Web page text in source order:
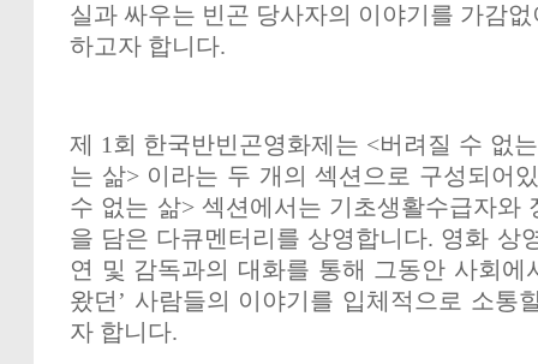
실과 싸우는 빈곤 당사자의 이야기를 가감
하고자 합니다.
제 1 회 한국반빈곤영화제는 <버려질 수 없
는 삶> 이라는 두 개의 섹션으로 구성되어
수 없는 삶> 섹션에서는 기초생활수급자와
을 담은 다큐멘터리를 상영합니다. 영화 상
연 및 감독과의 대화를 통해 그동안 사회
왔던’ 사람들의 이야기를 입체적으로 소통
자 합니다.